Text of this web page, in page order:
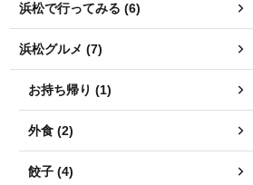
浜松で行ってみる (6)
浜松グルメ (7)
お持ち帰り (1)
外食 (2)
餃子 (4)